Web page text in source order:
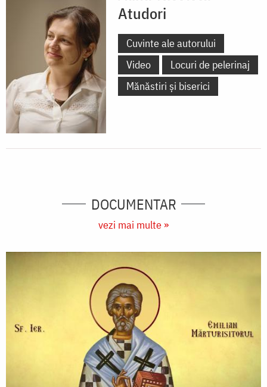
Atudori
Cuvinte ale autorului
Video
Locuri de pelerinaj
Mănăstiri și biserici
DOCUMENTAR
vezi mai multe »